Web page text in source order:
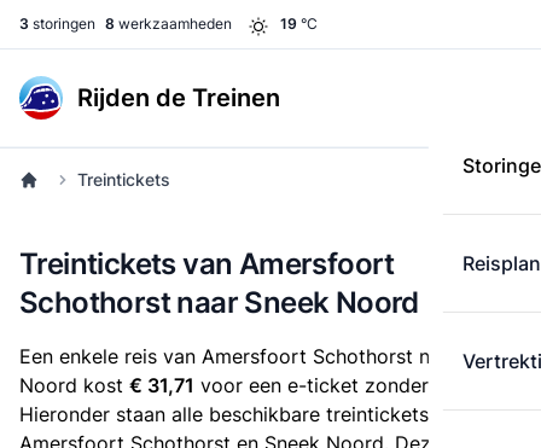
3 storingen 8 werkzaamheden 19 °C
Rijden de Treinen
Treintickets
Treintickets van Amersfoort
Schothorst naar Sneek Noord
Een enkele reis van Amersfoort Schothorst naar Sneek
Noord kost € 31,71 voor een e-ticket zonder korting.
Hieronder staan alle beschikbare treintickets tussen
Amersfoort Schothorst en Sneek Noord. Deze tickets